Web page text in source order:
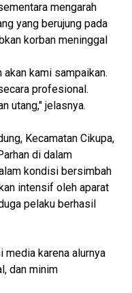
mengarah
yang berujung pada
korban meninggal
kami sampaikan.
profesional.
utang," jelasnya.
Kecamatan Cikupa,
di dalam
kondisi bersimbah
intensif oleh aparat
pelaku berhasil
karena alurnya
dan minim